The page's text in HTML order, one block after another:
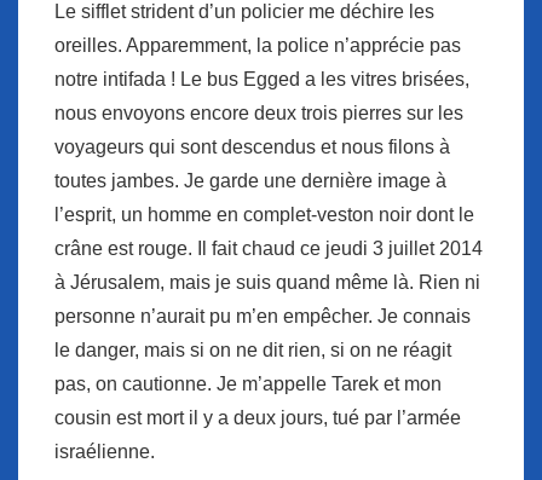
Le sifflet strident d’un policier me déchire les
oreilles. Apparemment, la police n’apprécie pas
notre intifada ! Le bus Egged a les vitres brisées,
nous envoyons encore deux trois pierres sur les
voyageurs qui sont descendus et nous filons à
toutes jambes. Je garde une dernière image à
l’esprit, un homme en complet-veston noir dont le
crâne est rouge. Il fait chaud ce jeudi 3 juillet 2014
à Jérusalem, mais je suis quand même là. Rien ni
personne n’aurait pu m’en empêcher. Je connais
le danger, mais si on ne dit rien, si on ne réagit
pas, on cautionne. Je m’appelle Tarek et mon
cousin est mort il y a deux jours, tué par l’armée
israélienne.